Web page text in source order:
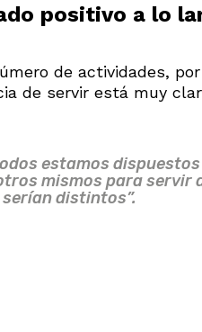
positivo a lo
de actividades,
de servir está muy
estamos
mismos para servir
distintos”.